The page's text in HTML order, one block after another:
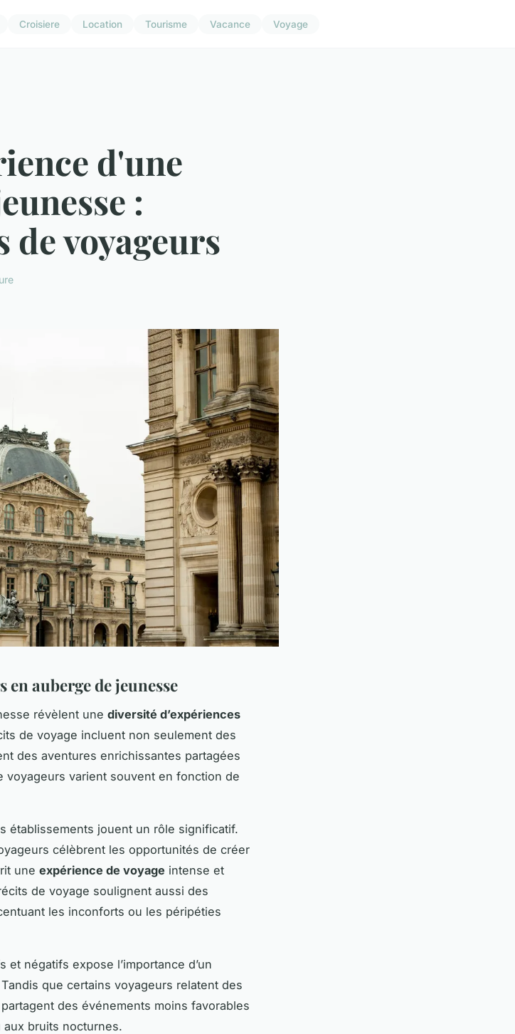
Croisiere Location Tourisme Vacance Voyage
d'une
:
de voyageurs
en auberge de jeunesse
révèlent une diversité d’expériences
de voyage incluent non seulement des
des aventures enrichissantes partagées
voyageurs varient souvent en fonction de
établissements jouent un rôle significatif.
célèbrent les opportunités de créer
une expérience de voyage intense et
de voyage soulignent aussi des
les inconforts ou les péripéties
négatifs expose l’importance d’un
que certains voyageurs relatent des
des événements moins favorables
bruits nocturnes.